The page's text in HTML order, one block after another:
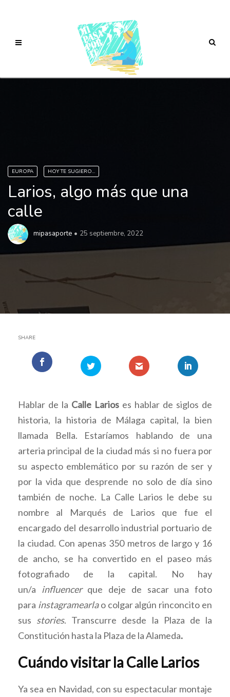
EUROPA HOY TE SUGIERO...
Larios, algo más que una
calle
mipasaporte 25 septiembre, 2022
SHARE
Hablar de la Calle Larios es hablar de siglos de
historia, la historia de Málaga capital, la bien
llamada Bella. Estaríamos hablando de una
arteria principal de la ciudad más si no fuera por
su aspecto emblemático por su razón de ser y
por la vida que desprende no solo de día sino
también de noche. La Calle Larios le debe su
nombre al Marqués de Larios que fue el
encargado del desarrollo industrial portuario de
la ciudad. Con apenas 350 metros de largo y 16
de ancho, se ha convertido en el paseo más
fotografiado de la capital. No hay
un/a
influencerque deje de sacar una foto
para instagramearlao colgar algún rinconcito en
sus stories. Transcurre desde la Plaza de la
Constitución hasta la Plaza de la Alameda.
Cuándo visitar la Calle Larios
Ya sea en Navidad, con su espectacular montaje